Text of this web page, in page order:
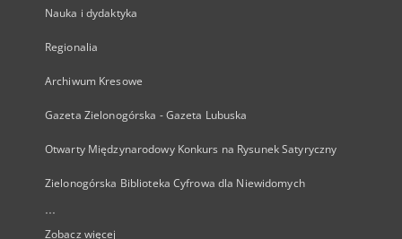
Nauka i dydaktyka
Regionalia
Archiwum Kresowe
Gazeta Zielonogórska - Gazeta Lubuska
Otwarty Międzynarodowy Konkurs na Rysunek Satyryczny
Zielonogórska Biblioteka Cyfrowa dla Niewidomych
...
Zobacz więcej